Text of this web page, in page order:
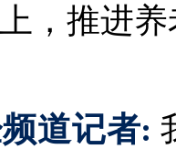
，推进
道记者: